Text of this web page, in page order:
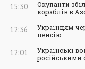
15:30
Окупанти
кораблів в
12:36
Українцям
пенсію
12:01
Українські
російськими